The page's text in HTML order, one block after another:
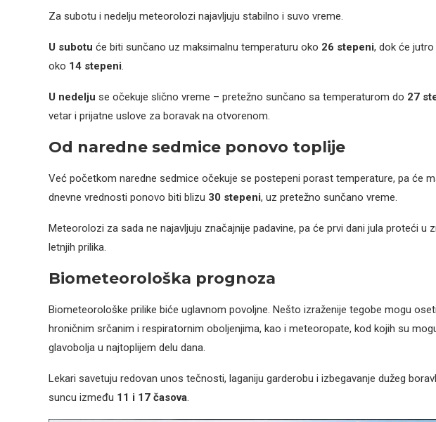
Za subotu i nedelju meteorolozi najavljuju stabilno i suvo vreme.
U subotu će biti sunčano uz maksimalnu temperaturu oko 26 stepeni, dok će
oko 14 stepeni.
U nedelju se očekuje slično vreme – pretežno sunčano sa temperaturom do 27
vetar i prijatne uslove za boravak na otvorenom.
Od naredne sedmice ponovo toplije
Već početkom naredne sedmice očekuje se postepeni porast temperature, pa će
dnevne vrednosti ponovo biti blizu 30 stepeni, uz pretežno sunčano vreme.
Meteorolozi za sada ne najavljuju značajnije padavine, pa će prvi dani jula proteći u
letnjih prilika.
Biometeorološka prognoza
Biometeorološke prilike biće uglavnom povoljne. Nešto izraženije tegobe mogu
hroničnim srčanim i respiratornim oboljenjima, kao i meteoropate, kod kojih su
glavobolja u najtoplijem delu dana.
Lekari savetuju redovan unos tečnosti, laganiju garderobu i izbegavanje dužeg
suncu između 11 i 17 časova.